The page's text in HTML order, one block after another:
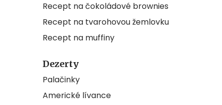
Recept na čokoládové brownies
Recept na tvarohovou žemlovku
Recept na muffiny
Dezerty
Palačinky
Americké lívance